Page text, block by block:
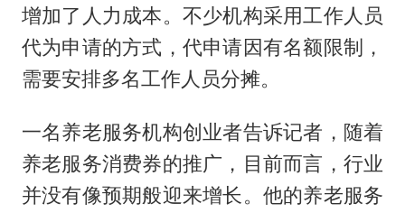
增加了人力成本。不少机构采用工作人员
代为申请的方式，代申请因有名额限制，
需要安排多名工作人员分摊。
一名养老服务机构创业者告诉记者，随着
养老服务消费券的推广，目前而言，行业
并没有像预期般迎来增长。他的养老服务